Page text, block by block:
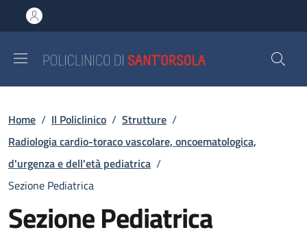
al contenuto principale
to footer content
Briciole di pane
Home / Il Policlinico / Strutture /
Radiologia cardio-toraco vascolare, oncoematologica,
d'urgenza e dell'età pediatrica /
Sezione Pediatrica
Sezione Pediatrica